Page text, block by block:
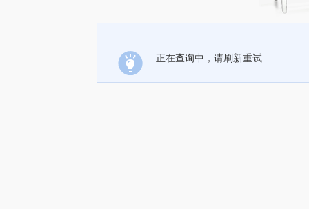
正在查询中，请刷新重试